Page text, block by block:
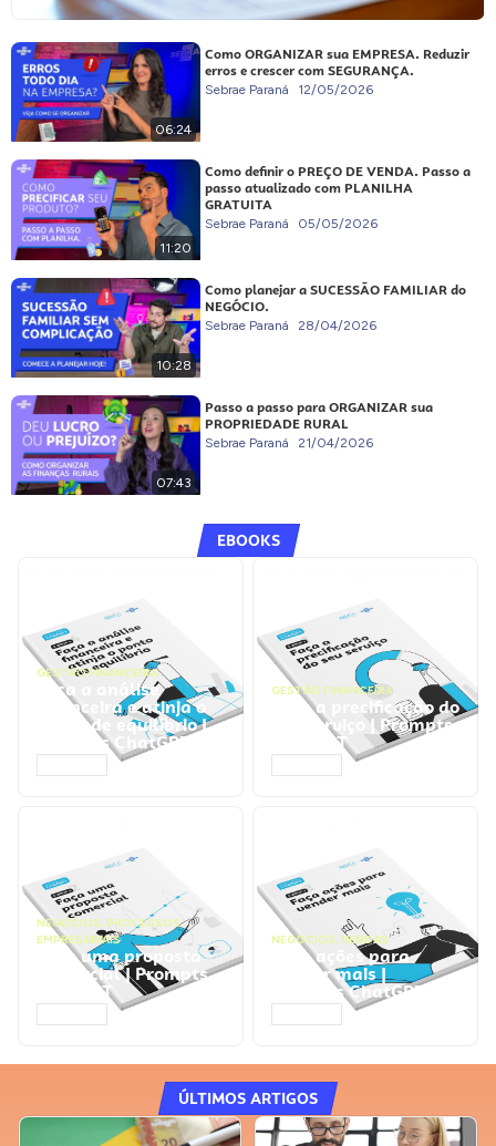
06:24
Como ORGANIZAR sua EMPRESA. Reduzir
erros e crescer com SEGURANÇA.
Sebrae Paraná 12/05/2026
11:20
Como definir o PREÇO DE VENDA. Passo a
passo atualizado com PLANILHA
GRATUITA
Sebrae Paraná 05/05/2026
10:28
Como planejar a SUCESSÃO FAMILIAR do
NEGÓCIO.
Sebrae Paraná 28/04/2026
07:43
Passo a passo para ORGANIZAR sua
PROPRIEDADE RURAL
Sebrae Paraná 21/04/2026
EBOOKS
GESTÃO FINANCEIRA
Faça a análise
financeira e atinja o
ponto de equilíbrio |
Prompts ChatGPT
GESTÃO FINANCEIRA
Faça a precificação do
seu serviço | Prompts
ChatGPT
NEGÓCIOS, PROCESSOS
EMPRESARIAIS
Faça uma proposta
comercial | Prompts
ChatGPT
NEGÓCIOS, VENDAS
Faça ações para
vender mais |
Prompts ChatGPT
ÚLTIMOS ARTIGOS